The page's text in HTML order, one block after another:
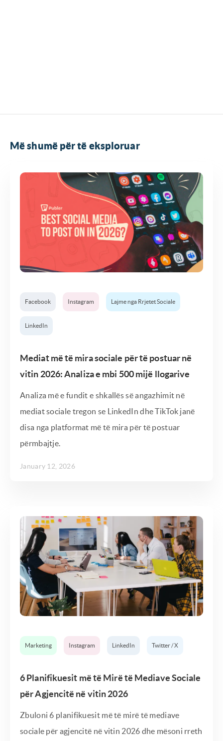
Më shumë për të eksploruar
Facebook Instagram Lajme nga Rrjetet Sociale
LinkedIn
Mediat më të mira sociale për të postuar në
vitin 2026: Analiza e mbi 500 mijë llogarive
Analiza më e fundit e shkallës së angazhimit në
mediat sociale tregon se LinkedIn dhe TikTok janë
disa nga platformat më të mira për të postuar
përmbajtje.
January 12, 2026
Marketing Instagram LinkedIn Twitter / X
6 Planifikuesit më të Mirë të Mediave Sociale
për Agjencitë në vitin 2026
Zbuloni 6 planifikuesit më të mirë të mediave
sociale për agjencitë në vitin 2026 dhe mësoni rreth